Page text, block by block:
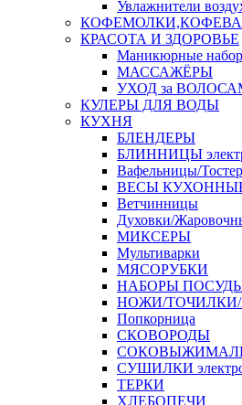
Увлажнители
КРАСОТА И ЗДОРОВЬЕ
Маникюрные
МАССАЖЁРЫ
УХОД за
КУЛЕРЫ ДЛЯ ВОДЫ
КУХНЯ
БЛЕНДЕРЫ
БЛИННИЦЫ
Вафельницы/
ВЕСЫ
Ветчинницы
Духовки/
МИКСЕРЫ
Мультиварки
МЯСОРУБКИ
НАБОРЫ
НОЖИ/
Попкорница
СКОВОРОДЫ
СУШИЛКИ электро
ТЕРКИ
ХЛЕБОПЕЧИ